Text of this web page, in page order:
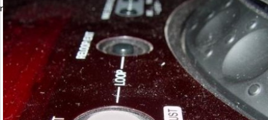
петък, 06 октомври 2006 23:00